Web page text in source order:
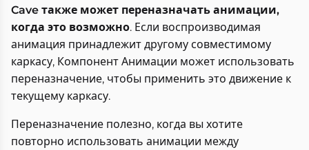
Cave также может переназначать анимации,
когда это возможно. Если воспроизводимая
анимация принадлежит другому совместимому
каркасу, Компонент Анимации может использовать
переназначение, чтобы применить это движение к
текущему каркасу.
Переназначение полезно, когда вы хотите
повторно использовать анимации между